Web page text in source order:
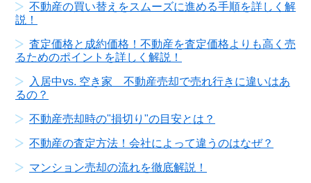
不動産の買い替えをスムーズに進める手順を詳しく解
説！
査定価格と成約価格！不動産を査定価格よりも高く売
るためのポイントを詳しく解説！
入居中vs. 空き家 不動産売却で売れ行きに違いはあ
るの？
不動産売却時の"損切り"の目安とは？
不動産の査定方法！会社によって違うのはなぜ？
マンション売却の流れを徹底解説！